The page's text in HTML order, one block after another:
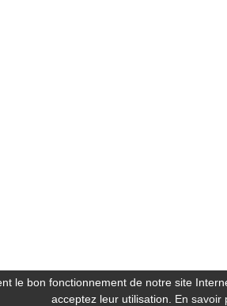
le bon fonctionnement de notre site
acceptez leur utilisation. En savoir